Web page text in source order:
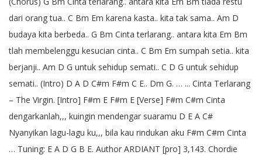
dari orang tua.. C Bm Em karena kasta.. kita tak sama.. Am D
budaya kita berbeda.. G Bm Cinta terlarang.. antara kita Em Bm
tlah membelenggu kesucian cinta.. C Bm Em sumpah setia.. kita
berjanji.. Am D G untuk sehidup semati.. C D G untuk sehidup
semati.. (Intro) D A D C#m F#m C E.. Dm G. … ... Cinta Terlarang
– The Virgin. [Intro] F#m E F#m E [Verse] F#m C#m Cinta
dengarkanlah,,, kuingin mendengar suaramu D E A C#
Nyanyikan lagu-lagu ku,,, bila kau rindukan aku F#m C#m Cinta
… Tuning: E A D G B E. Author ARDIANT [pro] 3,143. Chordie